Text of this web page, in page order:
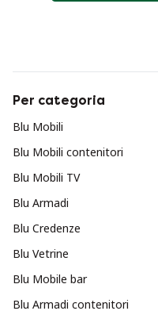
Per categoria
Blu Mobili
Blu Mobili contenitori
Blu Mobili TV
Blu Armadi
Blu Credenze
Blu Vetrine
Blu Mobile bar
Blu Armadi contenitori